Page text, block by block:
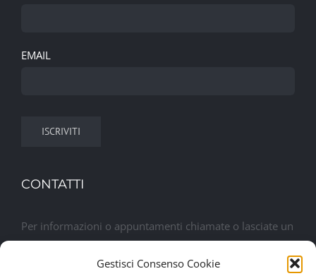
Gestisci Consenso Cookie
EMAIL
CONTATTI
Per informazioni o appuntamenti chiamate o lasciate un